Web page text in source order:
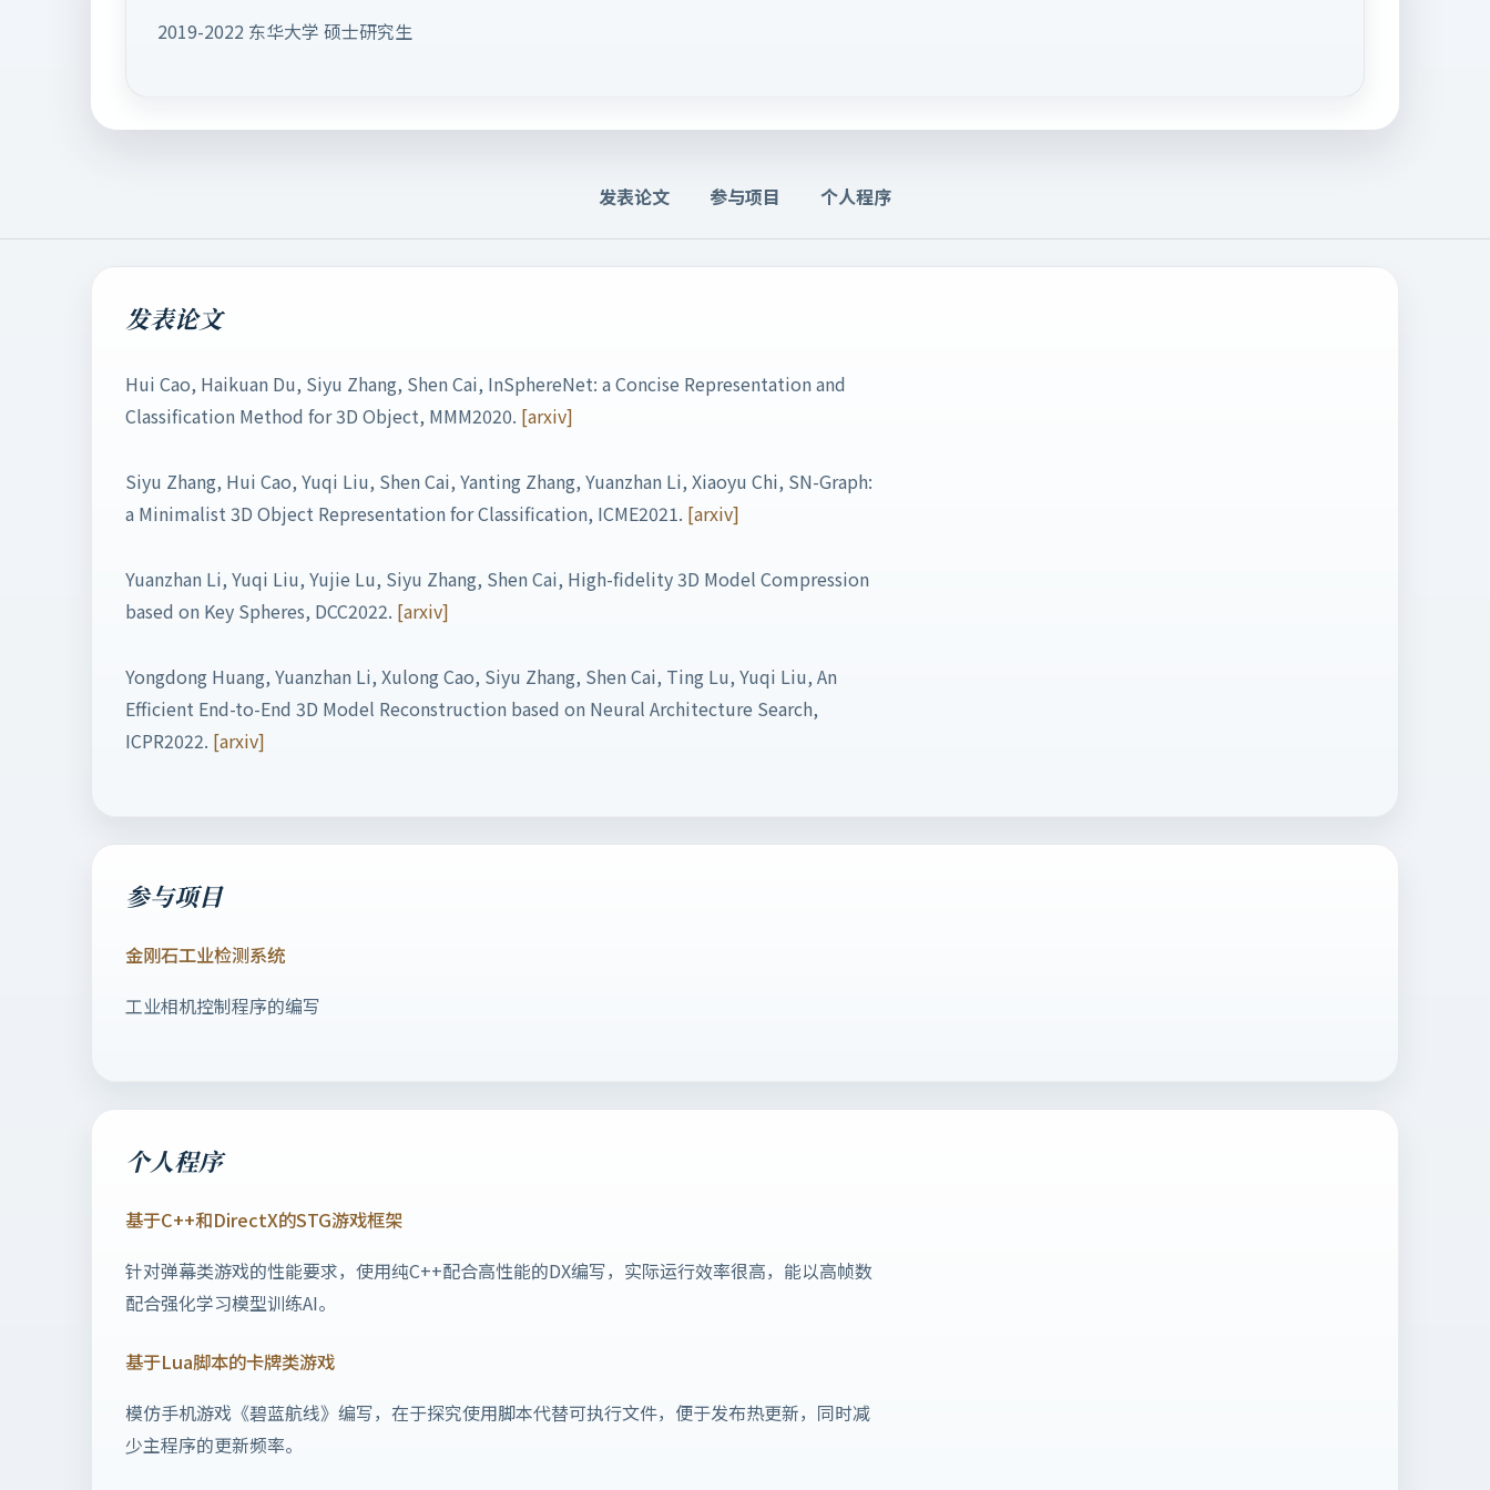
2019-2022 东华大学 硕士研究生
发表论文 参与项目 个人程序
发表论文
Hui Cao, Haikuan Du, Siyu Zhang, Shen Cai, InSphereNet: a Concise Representation and
Classification Method for 3D Object, MMM2020. [arxiv]
Siyu Zhang, Hui Cao, Yuqi Liu, Shen Cai, Yanting Zhang, Yuanzhan Li, Xiaoyu Chi, SN-Graph:
a Minimalist 3D Object Representation for Classification, ICME2021. [arxiv]
Yuanzhan Li, Yuqi Liu, Yujie Lu, Siyu Zhang, Shen Cai, High-fidelity 3D Model Compression
based on Key Spheres, DCC2022. [arxiv]
Yongdong Huang, Yuanzhan Li, Xulong Cao, Siyu Zhang, Shen Cai, Ting Lu, Yuqi Liu, An
Efficient End-to-End 3D Model Reconstruction based on Neural Architecture Search,
ICPR2022. [arxiv]
参与项目
金刚石工业检测系统
工业相机控制程序的编写
个人程序
基于C++和DirectX的STG游戏框架
针对弹幕类游戏的性能要求，使用纯C++配合高性能的DX编写，实际运行效率很高，能以高帧数
配合强化学习模型训练AI。
基于Lua脚本的卡牌类游戏
模仿手机游戏《碧蓝航线》编写，在于探究使用脚本代替可执行文件，便于发布热更新，同时减
少主程序的更新频率。